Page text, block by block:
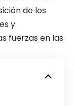
de los
y
fuerzas en las